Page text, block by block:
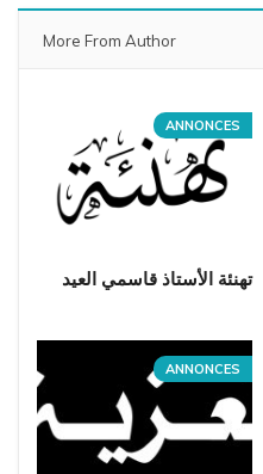
More From Author
ANNONCES
تهنئة الأستاذ قاسمي العيد
ANNONCES